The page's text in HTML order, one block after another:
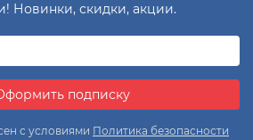
Новинки, скидки, акции.
подписку
с условиями Политика безопасности